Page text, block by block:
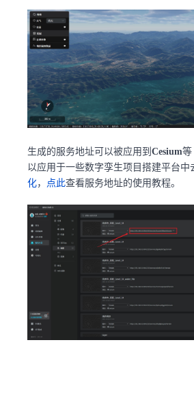
生成的服务地址可以被应用到 Cesium等
以应用于一些数字孪生项目搭建平台中
化， 点此查看服务地址的使用教程。